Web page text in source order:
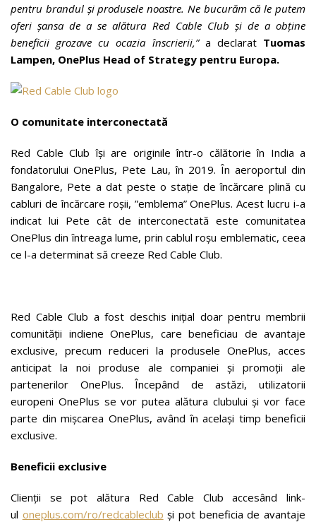
pentru brandul și produsele noastre. Ne bucurăm că le putem
oferi șansa de a se alătura Red Cable Club și de a obține
beneficii grozave cu ocazia înscrierii,” a declarat Tuomas
Lampen, OnePlus Head of Strategy pentru Europa.
O comunitate interconectată
Red Cable Club își are originile într-o călătorie în India a
fondatorului OnePlus, Pete Lau, în 2019. În aeroportul din
Bangalore, Pete a dat peste o stație de încărcare plină cu
cabluri de încărcare roșii, ”emblema” OnePlus. Acest lucru i-a
indicat lui Pete cât de interconectată este comunitatea
OnePlus din întreaga lume, prin cablul roșu emblematic, ceea
ce l-a determinat să creeze Red Cable Club.
Red Cable Club a fost deschis inițial doar pentru membrii
comunității indiene OnePlus, care beneficiau de avantaje
exclusive, precum reduceri la produsele OnePlus, acces
anticipat la noi produse ale companiei și promoții ale
partenerilor OnePlus. Începând de astăzi, utilizatorii
europeni OnePlus se vor putea alătura clubului și vor face
parte din mișcarea OnePlus, având în același timp beneficii
exclusive.
Beneficii exclusive
Clienții se pot alătura Red Cable Club accesând link-
ul oneplus.com/ro/redcableclub și pot beneficia de avantaje